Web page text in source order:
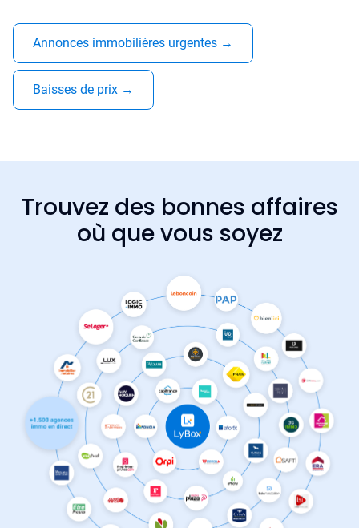
Annonces immobilières urgentes →
Baisses de prix →
Trouvez des bonnes affaires
où que vous soyez